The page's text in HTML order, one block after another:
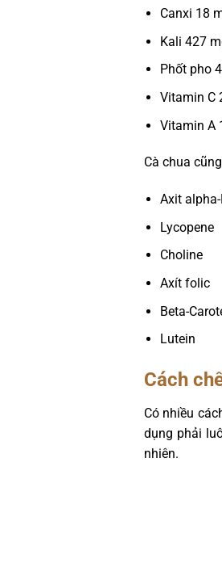
Canxi 18
Kali 427
Phốt pho
Vitamin C
Vitamin A
Cà chua
Axit
Lycopene
Choline
Axít folic
Beta-
Lutein
Cách
Có nhiều
dụng phải
nhiên.